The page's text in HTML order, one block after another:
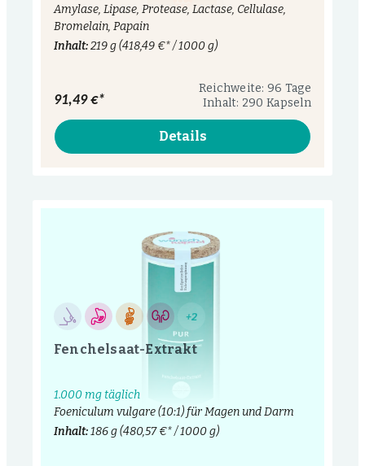
Amylase, Lipase, Protease, Lactase, Cellulase,
Bromelain, Papain
Inhalt:219 g(418,49 €* / 1000 g)
Reichweite: 96 Tage
Inhalt: 290 Kapseln
91,49 €*
Details
+2
Fenchelsaat-Extrakt
1.000 mg täglich
Foeniculum vulgare (10:1) für Magen und Darm
Inhalt:186 g(480,57 €* / 1000 g)